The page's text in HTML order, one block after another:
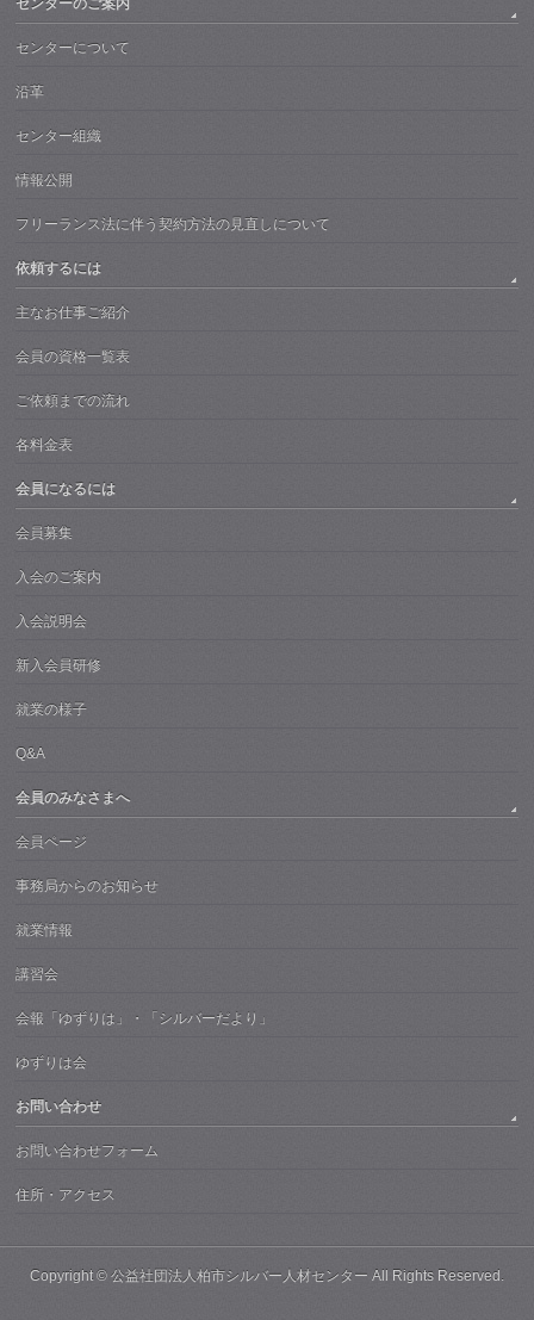
センターについて
沿革
センター組織
情報公開
フリーランス法に伴う契約方法の見直しについて
依頼するには
主なお仕事ご紹介
会員の資格一覧表
ご依頼までの流れ
各料金表
会員になるには
会員募集
入会のご案内
入会説明会
新入会員研修
就業の様子
Q&A
会員のみなさまへ
会員ページ
事務局からのお知らせ
就業情報
講習会
会報「ゆずりは」・「シルバーだより」
ゆずりは会
お問い合わせ
お問い合わせフォーム
住所・アクセス
Copyright © 公益社団法人柏市シルバー人材センター All Rights Reserved.